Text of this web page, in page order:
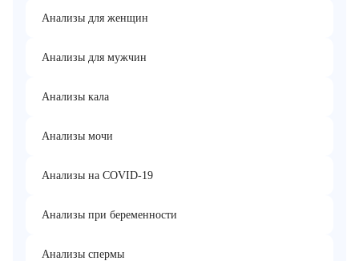
Анализы для женщин
Анализы для мужчин
Анализы кала
Анализы мочи
Анализы на COVID-19
Анализы при беременности
Анализы спермы